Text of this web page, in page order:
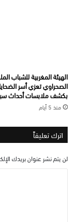
الهيئة المغربية للشباب
الصحراوي تعزي أسر
بكشف ملابسات أحداث
منذ 5 أيام
اترك تعليقاً
لن يتم نشر عنوان بريدك